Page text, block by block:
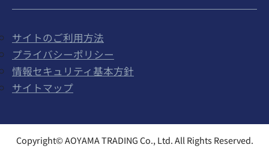
サイトのご利用方法
プライバシーポリシー
情報セキュリティ基本方針
サイトマップ
Copyright© AOYAMA TRADING Co., Ltd. All Rights Reserved.